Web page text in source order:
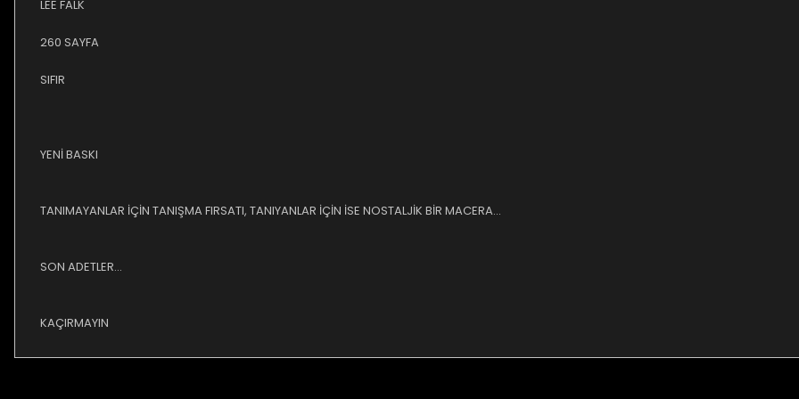
LEE FALK
260 SAYFA
SIFIR
YENİ BASKI
TANIMAYANLAR İÇİN TANIŞMA FIRSATI, TANIYANLAR İÇİN İSE NOSTALJİK BİR MACERA...
SON ADETLER...
KAÇIRMAYIN